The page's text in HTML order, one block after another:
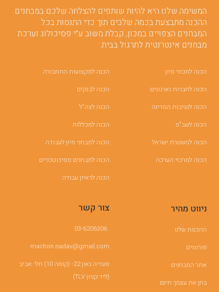
המשימה שלנו היא להיות שותפים להצלחה שלכם במבחנים.
ההכנה מתבצעת בכמה שלבים תוך כדי התנסות בכל
המבחנים הצפויים במכון, קבלת משוב ע”י פסיכולוג וערכת
מבחנים אינטרנטית לתרגול בבית.
הכנה למכוני מיון
הכנה לחברות וארגונים
הכנה לנציבות המדינה
הכנה לשב"ס
הכנה למשטרת ישראל
הכנה למרכזי הערכה
הכנה למקצועות התחבורה
הכנה לבנקים
הכנה לצה”ל
הכנה למכללות
הכנה למבחני מיון לעבודה
הכנה למבחנים פסיכוטכניים
הכנה לראיון עבודה
ניווט מהיר
ההכנות שלנו
פורומים
אתר המבחנים
בחן את עצמך חינם
צור קשר
03-6206306
machon.nadav@gmail.com
סעדיה גאון 22- (קומה 10) תל- אביב
(ליד קניון TLV)